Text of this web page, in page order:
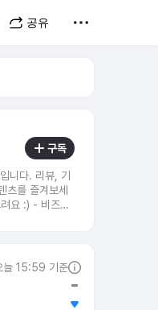
공유
구독
뷰, 기
츠를 즐겨보세
늘 15:59 기준